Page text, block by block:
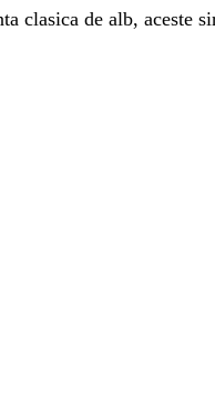
clasica de alb, aceste